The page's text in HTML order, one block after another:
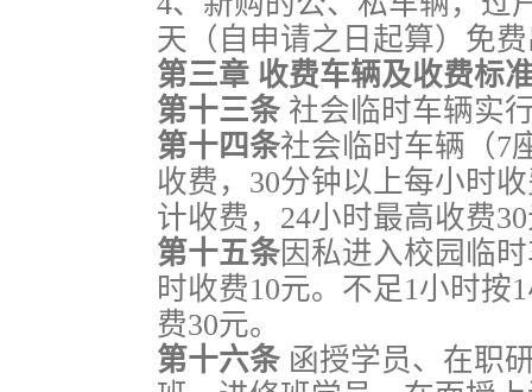
天（自申请之日起算）免
第三章 收费车辆及收费标
第十三条 社会临时车辆实
第十四条社会临时车辆（7
收费，30分钟以上每小时
计收费，24小时最高收费
第十五条因私进入校园临
时收费10元。不足1小时按
费30元。
第十六条 函授学员、在职